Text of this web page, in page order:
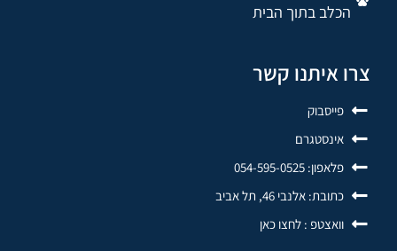
הכלב בתוך הבית
צרו איתנו קשר
פייסבוק
אינסטגרם
פלאפון: 054-595-0525
כתובת: אלנבי 46, תל אביב
וואצטפ : לחצו כאן